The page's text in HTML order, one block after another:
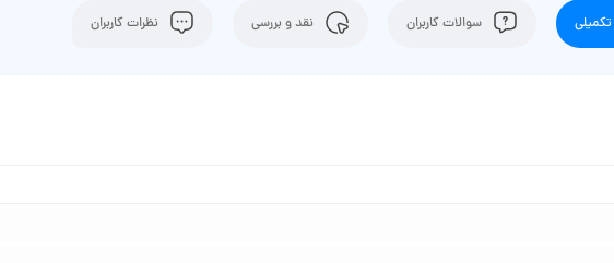
سوالات کاربران نقد و بررسی نظرات کاربران